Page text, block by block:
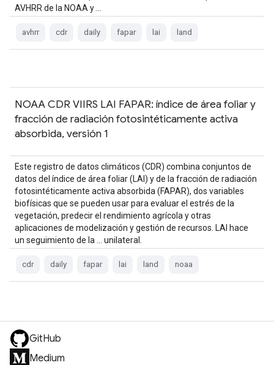
AVHRR de la NOAA y …
avhrr cdr daily fapar lai land
NOAA CDR VIIRS LAI FAPAR: índice de área foliar y
fracción de radiación fotosintéticamente activa
absorbida, versión 1
Este registro de datos climáticos (CDR) combina conjuntos de
datos del índice de área foliar (LAI) y de la fracción de radiación
fotosintéticamente activa absorbida (FAPAR), dos variables
biofísicas que se pueden usar para evaluar el estrés de la
vegetación, predecir el rendimiento agrícola y otras
aplicaciones de modelización y gestión de recursos. LAI hace
un seguimiento de la … unilateral.
cdr daily fapar lai land noaa
GitHub
Medium